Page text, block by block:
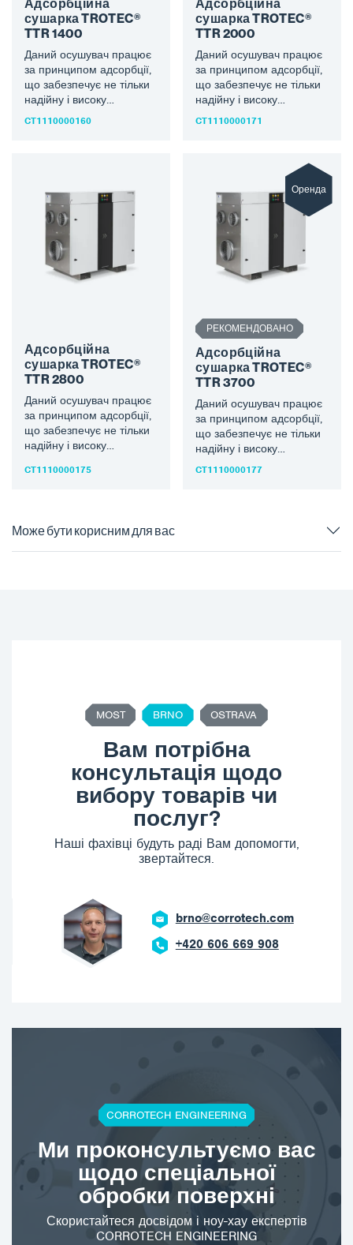
Адсорбційна
сушарка TROTEC®
TTR 1400
Даний осушувач працює
за принципом адсорбції,
що забезпечує не тільки
надійну і високу
продуктивність осушення
CT1110000160
Адсорбційна
сушарка TROTEC®
TTR 2000
Даний осушувач працює
за принципом адсорбції,
що забезпечує не тільки
надійну і високу
продуктивність осушення
CT1110000171
Адсорбційна
сушарка TROTEC®
TTR 2800
Даний осушувач працює
за принципом адсорбції,
що забезпечує не тільки
надійну і високу
навіть при низьких
CT1110000175
Оренда
РЕКОМЕНДОВАНО
Адсорбційна
сушарка TROTEC®
TTR 3700
Даний осушувач працює
за принципом адсорбції,
що забезпечує не тільки
надійну і високу
продуктивність осушення
CT1110000177
Може бути корисним для вас
MOST BRNO OSTRAVA
Вам потрібна
консультація щодо
вибору товарів чи
послуг?
Наші фахівці будуть раді Вам допомогти,
звертайтеся.
brno@corrotech.com
+420 606 669 908
CORROTECH ENGINEERING
Ми проконсультуємо вас
щодо спеціальної
обробки поверхні
Скористайтеся досвідом і ноу-хау експертів
CORROTECH ENGINEERING